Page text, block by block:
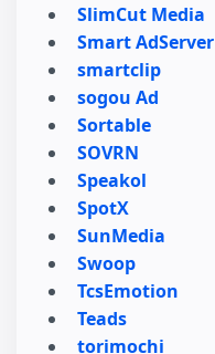
SlimCut Media
Smart AdServer
smartclip
sogou Ad
Sortable
SOVRN
Speakol
SpotX
SunMedia
Swoop
TcsEmotion
Teads
torimochi